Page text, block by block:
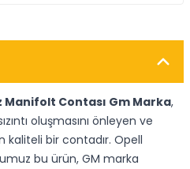
Manifolt Contası Gm Marka,
oluşmasını önleyen ve
kaliteli bir contadır. Opell
bu ürün, GM marka